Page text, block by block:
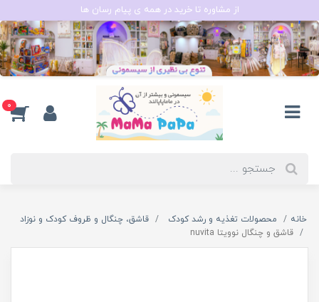
از مشاوره تا خرید در همه ی پیام رسان ها
0
خانه محصولات تغذیه و رشد کودک
قاشق، چنگال و ظروف کودک و نوزاد
قاشق و چنگال نوویتا nuvita